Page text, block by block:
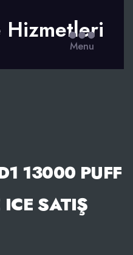
Hizmetleri
Menu
13000 PUFF
SATIŞ